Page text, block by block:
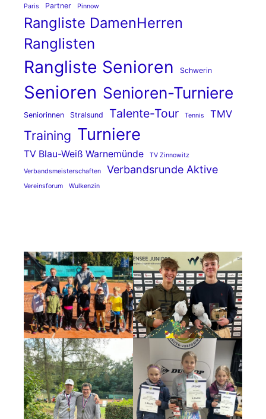
Paris
Partner Pinnow
Rangliste DamenHerren
Ranglisten
Rangliste Senioren Schwerin
Senioren Senioren-Turniere
Seniorinnen Stralsund Talente-Tour Tennis TMV
Training Turniere
TV Blau-Weiß Warnemünde TV Zinnowitz
Verbandsmeisterschaften Verbandsrunde Aktive
Vereinsforum Wulkenzin